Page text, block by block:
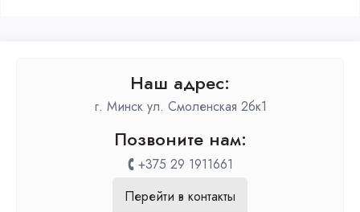
Наш адрес:
г. Минск ул. Смоленская 2бк1
Позвоните нам:
+375 29 1911661
Перейти в контакты